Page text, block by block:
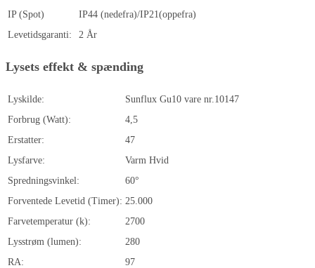
IP (Spot)
IP44 (nedefra)/IP21(oppefra)
Levetidsgaranti:
2 År
Lysets effekt & spænding
Lyskilde:
Sunflux Gu10 vare nr.10147
Forbrug (Watt):
4,5
Erstatter:
47
Lysfarve:
Varm Hvid
Spredningsvinkel:
60°
Forventede Levetid (Timer): 25.000
Farvetemperatur (k):
2700
Lysstrøm (lumen):
280
RA:
97